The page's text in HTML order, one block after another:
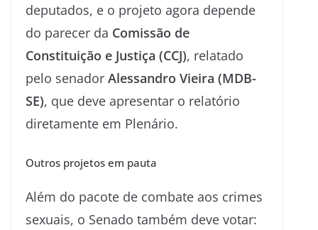
deputados, e o projeto agora depende
do parecer da Comissão de
Constituição e Justiça (CCJ), relatado
pelo senador Alessandro Vieira (MDB-
SE), que deve apresentar o relatório
diretamente em Plenário.
Outros projetos em pauta
Além do pacote de combate aos crimes
sexuais, o Senado também deve votar: